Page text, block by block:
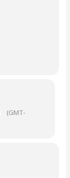
(GMT-